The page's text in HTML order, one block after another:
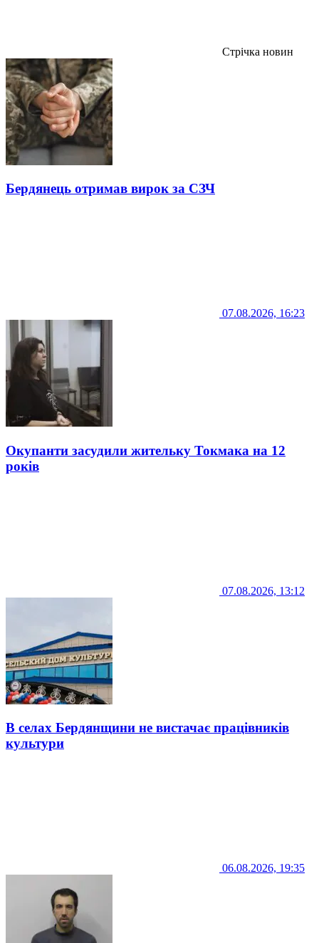
Стрічка новин
Бердянець отримав вирок за СЗЧ
07.08.2026, 16:23
Окупанти засудили жительку Токмака на 12
років
07.08.2026, 13:12
В селах Бердянщини не вистачає працівників
культури
06.08.2026, 19:35